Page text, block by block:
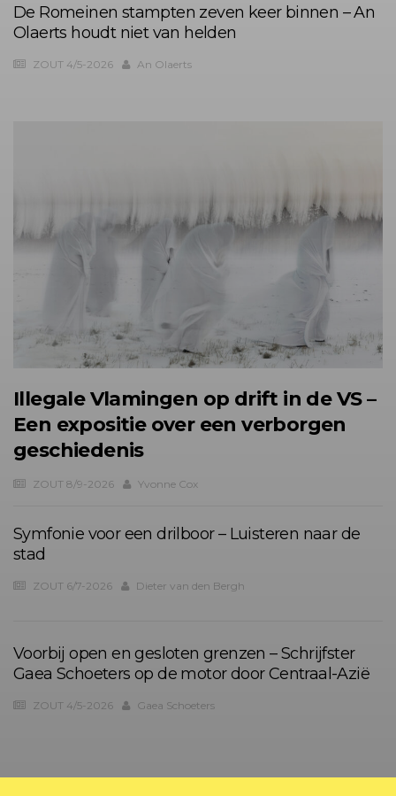
De Romeinen stampten zeven keer binnen – An
Olaerts houdt niet van helden
ZOUT 4/5-2026 An Olaerts
Illegale Vlamingen op drift in de VS –
Een expositie over een verborgen
geschiedenis
ZOUT 8/9-2026 Yvonne Cox
Symfonie voor een drilboor – Luisteren naar de
stad
ZOUT 6/7-2026 Dieter van den Bergh
Voorbij open en gesloten grenzen – Schrijfster
Gaea Schoeters op de motor door Centraal-Azië
ZOUT 4/5-2026 Gaea Schoeters